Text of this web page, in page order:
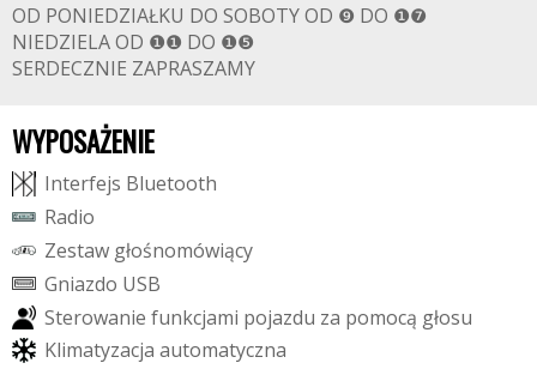
OD PONIEDZIAŁKU DO SOBOTY OD ❾ DO ❶❼
NIEDZIELA OD ❶❶ DO ❶❺
SERDECZNIE ZAPRASZAMY
WYPOSAŻENIE
Interfejs Bluetooth
Radio
Zestaw głośnomówiący
Gniazdo USB
Sterowanie funkcjami pojazdu za pomocą głosu
Klimatyzacja automatyczna